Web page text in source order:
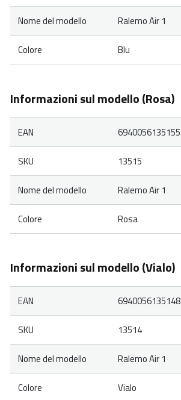
Nome del modello Ralemo Air 1
Colore Blu
Informazioni sul modello (Rosa)
EAN 6940056135155
SKU 13515
Nome del modello Ralemo Air 1
Colore Rosa
Informazioni sul modello (Vialo)
EAN 6940056135148
SKU 13514
Nome del modello Ralemo Air 1
Colore Vialo